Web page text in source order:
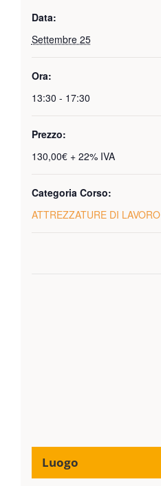
Data:
Settembre 25
Ora:
13:30 - 17:30
Prezzo:
130,00€ + 22% IVA
Categoria Corso:
ATTREZZATURE DI LAVORO
Luogo